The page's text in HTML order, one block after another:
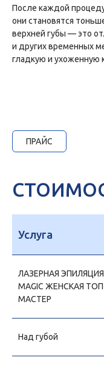
После каждой
они становятся
верхней губы — это
и других временных
гладкую и ухоженную
ПРАЙС
Услуга
ЛАЗЕРНАЯ ЭПИЛЯЦИЯ
MAGIC ЖЕНСКАЯ
МАСТЕР
Над губой